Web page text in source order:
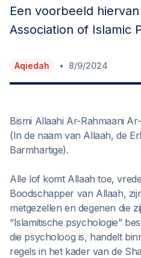
Een voorbeeld
Association of Islamic
Aqiedah • 8/9/2024
Bismi Allaahi Ar-Rahmaani
(In de naam van Allaah, de
Barmhartige).
Alle lof komt Allaah toe,
Boodschapper van Allaah,
metgezellen en degenen die
“Islamitische psychologie”
die psycholoog is, handelt
regels in het kader van de